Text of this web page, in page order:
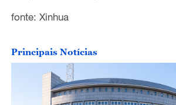
fonte: Xinhua
Principais Notícias